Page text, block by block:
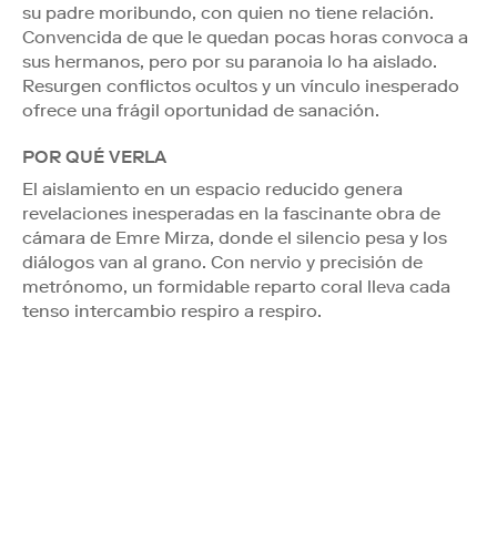
su padre moribundo, con quien no tiene relación.
Convencida de que le quedan pocas horas convoca a
sus hermanos, pero por su paranoia lo ha aislado.
Resurgen conflictos ocultos y un vínculo inesperado
ofrece una frágil oportunidad de sanación.
POR QUÉ VERLA
El aislamiento en un espacio reducido genera
revelaciones inesperadas en la fascinante obra de
cámara de Emre Mirza, donde el silencio pesa y los
diálogos van al grano. Con nervio y precisión de
metrónomo, un formidable reparto coral lleva cada
tenso intercambio respiro a respiro.